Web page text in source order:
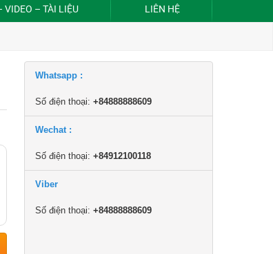
VIDEO – TÀI LIỆU LIÊN HỆ
Whatsapp :
Số điện thoại:+84888888609
Wechat :
Số điện thoại:+84912100118
Viber
Số điện thoại:+84888888609